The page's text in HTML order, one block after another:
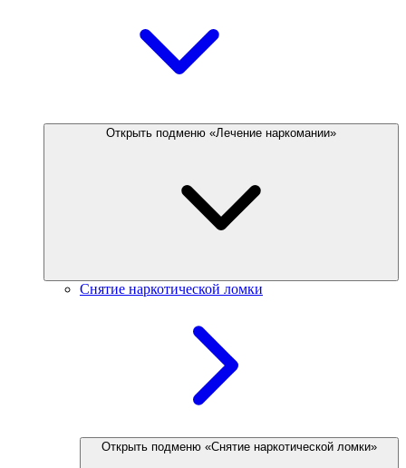
Открыть подменю «Лечение наркомании»
Снятие наркотической ломки
Открыть подменю «Снятие наркотической ломки»